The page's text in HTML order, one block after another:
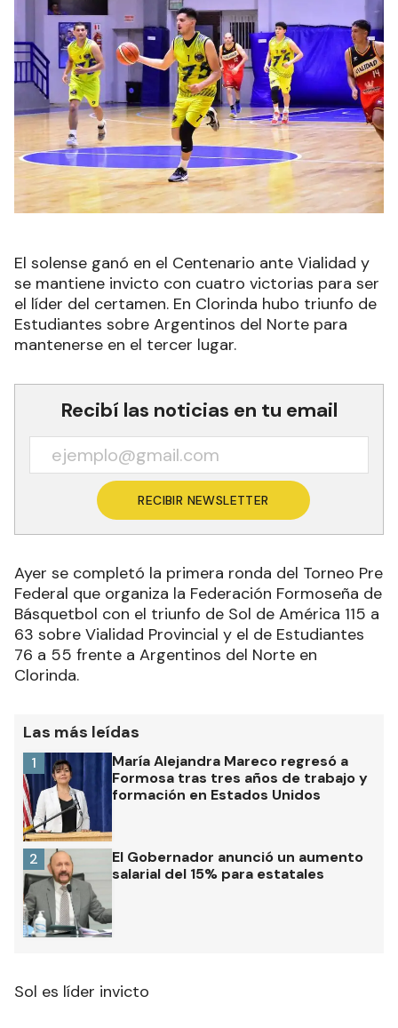
El solense ganó en el Centenario ante Vialidad y
se mantiene invicto con cuatro victorias para ser
el líder del certamen. En Clorinda hubo triunfo de
Estudiantes sobre Argentinos del Norte para
mantenerse en el tercer lugar.
Recibí las noticias en tu email
RECIBIR NEWSLETTER
Ayer se completó la primera ronda del Torneo Pre
Federal que organiza la Federación Formoseña de
Básquetbol con el triunfo de Sol de América 115 a
63 sobre Vialidad Provincial y el de Estudiantes
76 a 55 frente a Argentinos del Norte en
Clorinda.
Las más leídas
María Alejandra Mareco regresó a
Formosa tras tres años de trabajo y
formación en Estados Unidos
1
El Gobernador anunció un aumento
salarial del 15% para estatales
2
Sol es líder invicto